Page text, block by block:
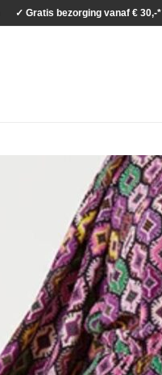
✓ Gratis bezorging vanaf € 30,-*